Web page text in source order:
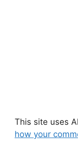
This site uses
how your